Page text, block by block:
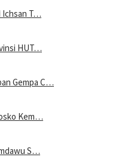
Ichsan T…
HUT…
Gempa C…
Kem…
S…